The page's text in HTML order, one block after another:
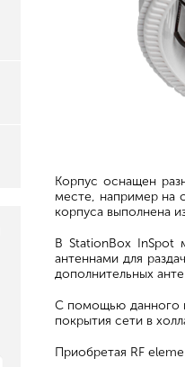
Корпус оснащен
месте, например на
корпуса выполнена
В StationBox InSpot
антеннами для
дополнительных
С помощью данного
покрытия сети в
Приобретая RF